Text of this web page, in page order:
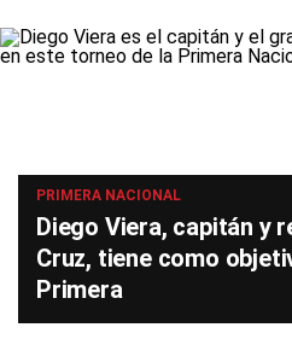
PRIMERA NACIONAL
Diego Viera, capitán y
Cruz, tiene como
Primera